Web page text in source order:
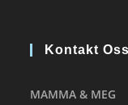
Kontakt Oss
MAMMA & MEG